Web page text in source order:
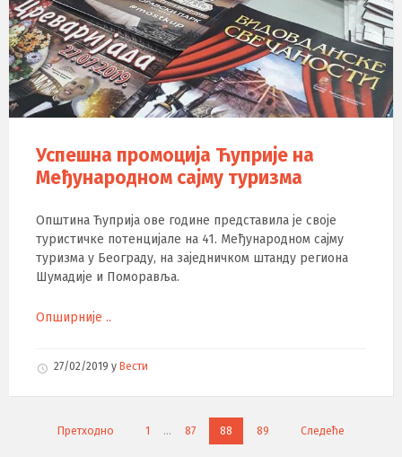
Успешна промоција Ћуприје на
Међународном сајму туризма
Општина Ћуприја ове године представила је своје
туристичке потенцијале на 41. Међународном сајму
туризма у Београду, на заједничком штанду региона
Шумадије и Поморавља.
Опширније ..
27/02/2019 у Вести
Претходно 1 … 87 88 89 Следеће